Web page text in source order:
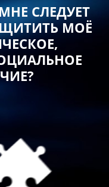
СЛЕДУЕТ
МОЁ